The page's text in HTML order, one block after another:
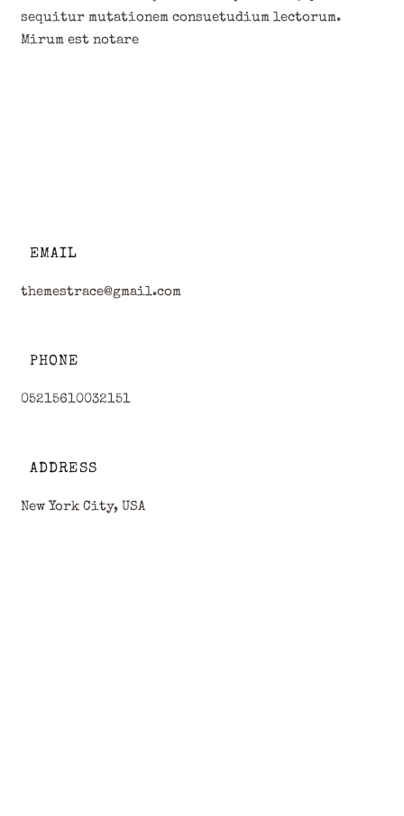
sequitur mutationem consuetudium lectorum.
Mirum est notare
EMAIL
themestrace@gmail.com
PHONE
05215610032151
ADDRESS
New York City, USA